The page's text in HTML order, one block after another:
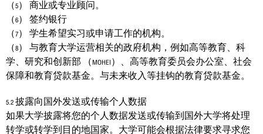
（5） 商业或专业顾问。
（6） 签约银行
（7） 学生希望实习或申请工作的机构。
（8） 与教育大学运营相关的政府机构，例如高等教育、科
学、研究和创新部 （MOHEI）、高等教育委员会办公室、社会
保障和教育贷款基金。与未来收入等挂钩的教育贷款基金。
5.2 披露向国外发送或传输个人数据
如果大学披露将您的个人数据发送或传输到国外大学将处理
转学或转学到目的地国家。大学可能会根据法律要求寻求您